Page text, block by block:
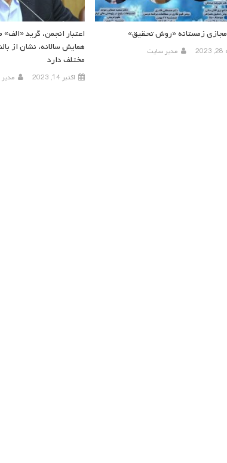
اعتبار انجمن، گرید
همایش سالانه، نشان از
مختلف دارد
اکتبر 14, 2023
زمستانه «روش تحقیق»
مدیر سایت